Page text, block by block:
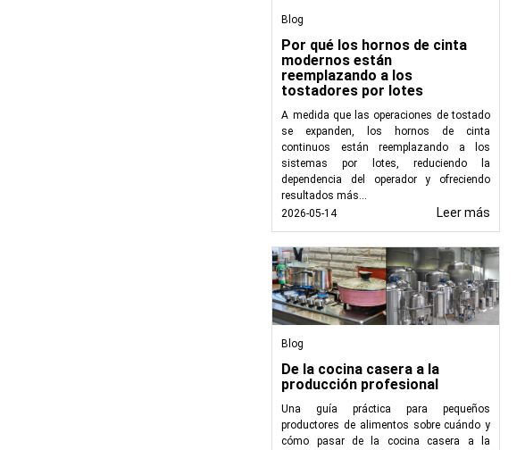
Blog
Por qué los hornos de cinta
modernos están
reemplazando a los
tostadores por lotes
A medida que las operaciones de tostado
se expanden, los hornos de cinta
continuos están reemplazando a los
sistemas por lotes, reduciendo la
dependencia del operador y ofreciendo
resultados más...
2026-05-14
Leer más
Blog
De la cocina casera a la
producción profesional
Una guía práctica para pequeños
productores de alimentos sobre cuándo y
cómo pasar de la cocina casera a la